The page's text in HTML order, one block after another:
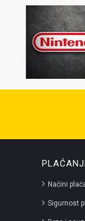
Načini
Sigurnost